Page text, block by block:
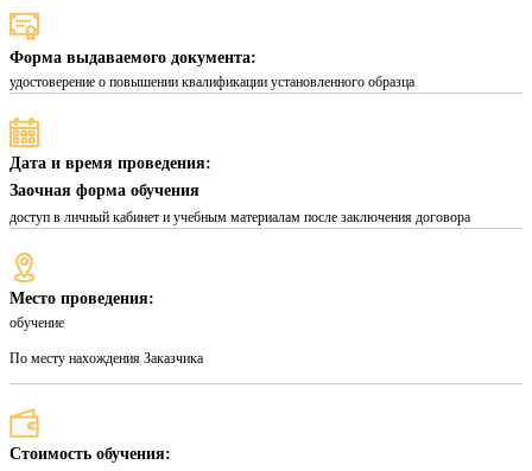
Форма выдаваемого документа:
удостоверение о повышении квалификации установленного образца
Дата и время проведения:
Заочная форма обучения
доступ в личный кабинет и учебным материалам после заключения договора
Место проведения:
обучение
По месту нахождения Заказчика
Стоимость обучения: